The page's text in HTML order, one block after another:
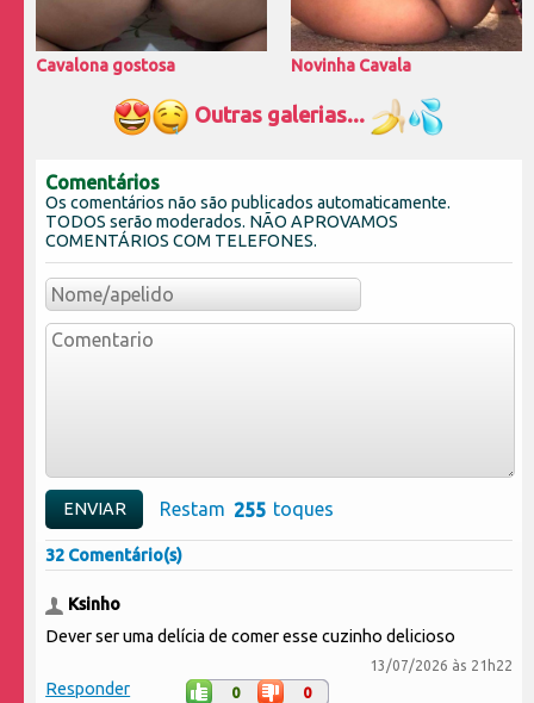
Cavalona gostosa Novinha Cavala
Outras galerias...
Comentários
Os comentários não são publicados automaticamente.
TODOS serão moderados. NÃO APROVAMOS
COMENTÁRIOS COM TELEFONES.
Restam toques
32 Comentário(s)
Ksinho
Dever ser uma delícia de comer esse cuzinho delicioso
13/07/2026 às 21h22
Responder 0 0